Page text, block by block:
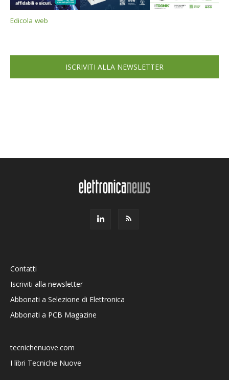
Edicola web
ISCRIVITI ALLA NEWSLETTER
Contatti
Iscriviti alla newsletter
Abbonati a Selezione di Elettronica
Abbonati a PCB Magazine
tecnichenuove.com
I libri Tecniche Nuove